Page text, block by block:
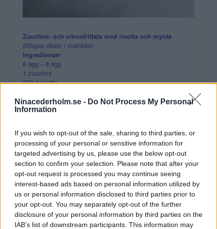
Ninacederholm.se - Do Not Process My Personal
Information
If you wish to opt-out of the sale, sharing to third parties, or
processing of your personal or sensitive information for
targeted advertising by us, please use the below opt-out
section to confirm your selection. Please note that after your
opt-out request is processed you may continue seeing
interest-based ads based on personal information utilized by
us or personal information disclosed to third parties prior to
your opt-out. You may separately opt-out of the further
disclosure of your personal information by third parties on the
IAB’s list of downstream participants. This information may
Zucchini- och citronfrittata med ricotta och mynta
(tillagas direkt i matlådor)
Ingredienser
6 ägg – 8 ägg
1 zucchini
250 g ricotta
1 citron (zest)
2 salladslökar
Gör så här
1.Sätt ugnen på200°.
2.Skiva zucchinin tunt.
3.Vispa ägg med parmesan, citronzest, salt och peppar.
4.Fördela zucchini och salladslök i4 ugnssäkra matlådor
5.Häll över äggsmeten.
6.Klicka ricotta över.
7.Baka20–25 mintills frittatan stelnat.
8.Toppa med hackad mynta.
⸻